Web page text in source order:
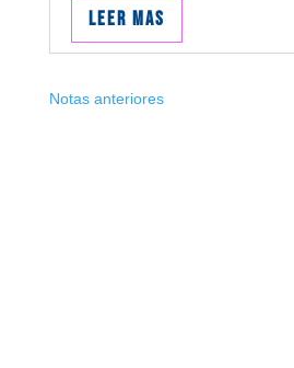
Leer mas
Notas anteriores